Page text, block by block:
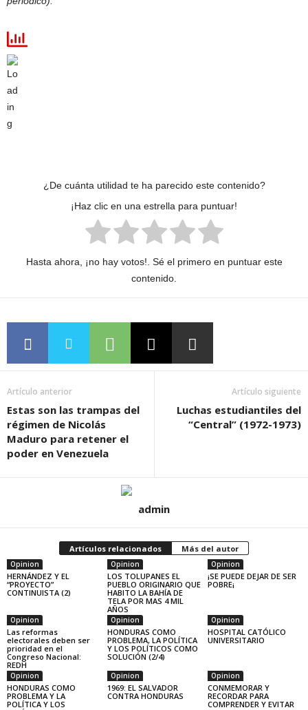
¿De cuánta utilidad te ha parecido este contenido?
¡Haz clic en una estrella para puntuar!
Hasta ahora, ¡no hay votos!. Sé el primero en puntuar este
contenido.
Artículo anterior
Estas son las trampas del
régimen de Nicolás
Maduro para retener el
poder en Venezuela
Artículo siguiente
Luchas estudiantiles del
“Central” (1972-1973)
admin
Artículos relacionados Más del autor
Opinion
HERNÁNDEZ Y EL
“PROYECTO”
CONTINUISTA (2)
Opinion
LOS TOLUPANES EL
PUEBLO ORIGINARIO QUE
HABITO LA BAHÍA DE
TELA POR MAS 4 MIL
AÑOS
Opinion
¡SE PUEDE DEJAR DE SER
POBRE¡
Opinion
Las reformas
electorales deben ser
prioridad en el
Congreso Nacional:
REDH
Opinion
HONDURAS COMO
PROBLEMA, LA POLÍTICA
Y LOS POLÍTICOS COMO
SOLUCIÓN (2/4)
Opinion
HOSPITAL CATÓLICO
UNIVERSITARIO
Opinion
HONDURAS COMO
PROBLEMA Y LA
POLÍTICA Y LOS
Opinion
1969: EL SALVADOR
CONTRA HONDURAS
Opinion
CONMEMORAR Y
RECORDAR PARA
COMPRENDER Y EVITAR